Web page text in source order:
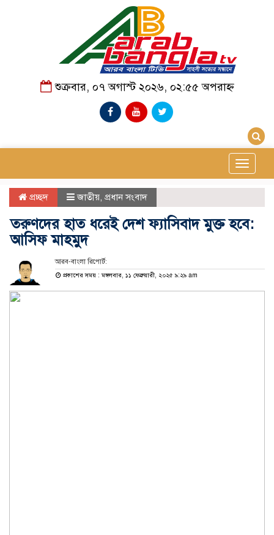
শুক্রবার, ০৭ অগাস্ট ২০২৬, ০২:৫৫ অপরাহ্ন
Toggle
প্রচ্ছদ জাতীয়, প্রধান সংবাদ
তরুণদের হাত ধরেই দেশ ফ্যাসিবাদ মুক্ত হবে:
আসিফ মাহমুদ
আরব-বাংলা রিপোর্ট:
প্রকাশের সময় : মঙ্গলবার, ১১ ফেব্রুয়ারী, ২০২৫ ৯:২৯ am